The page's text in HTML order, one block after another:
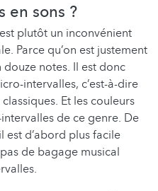
en sons ?
plutôt un inconvénient
Parce qu’on est justement
notes. Il est donc
intervalles, c’est-à-dire
Et les couleurs
de ce genre. De
est d’abord plus facile
de bagage musical